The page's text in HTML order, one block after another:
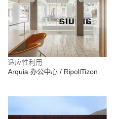
适应性利用
Arquia 办公中心 / RipollTizon